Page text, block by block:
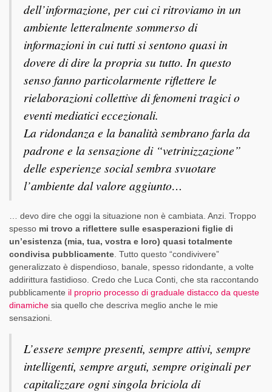
dell’informazione, per cui ci ritroviamo in un
ambiente letteralmente sommerso di
informazioni in cui tutti si sentono quasi in
dovere di dire la propria su tutto. In questo
senso fanno particolarmente riflettere le
rielaborazioni collettive di fenomeni tragici o
eventi mediatici eccezionali.
La ridondanza e la banalità sembrano farla da
padrone e la sensazione di “vetrinizzazione”
delle esperienze social sembra svuotare
l’ambiente dal valore aggiunto…
… devo dire che oggi la situazione non è cambiata. Anzi. Troppo
spesso mi trovo a riflettere sulle esasperazioni figlie di
un’esistenza (mia, tua, vostra e loro) quasi totalmente
condivisa pubblicamente . Tutto questo “condivivere”
generalizzato è dispendioso, banale, spesso ridondante, a volte
addirittura fastidioso. Credo che Luca Conti, che sta raccontando
pubblicamente il proprio processo di graduale distacco da queste
dinamiche sia quello che descriva meglio anche le mie
sensazioni.
L’essere sempre presenti, sempre attivi, sempre
intelligenti, sempre arguti, sempre originali per
capitalizzare ogni singola briciola di